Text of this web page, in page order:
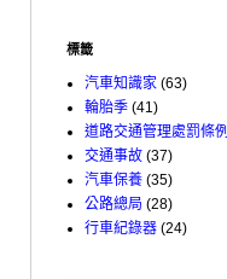
標籤
汽車知識家 (63)
輪胎季 (41)
道路交通管理處罰條例
交通事故 (37)
汽車保養 (35)
公路總局 (28)
行車紀錄器 (24)